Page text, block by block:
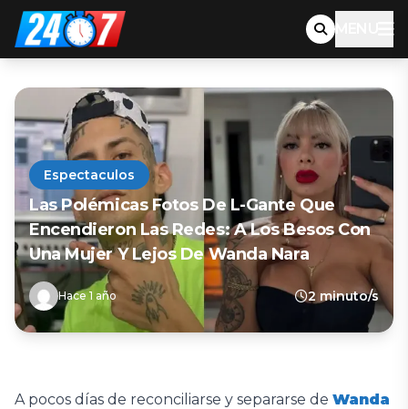
MENU
Espectaculos
Las Polémicas Fotos De L-Gante Que
Encendieron Las Redes: A Los Besos Con
Una Mujer Y Lejos De Wanda Nara
Hace 1 año 2 minuto/s
A pocos días de reconciliarse y separarse de Wanda